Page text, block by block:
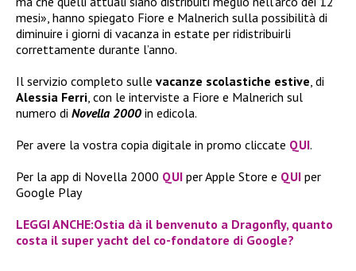
mesi», hanno spiegato Fiore e Malnerich sulla possibilità di
diminuire i giorni di vacanza in estate per ridistribuirli
correttamente durante l’anno.
Il servizio completo sulle vacanze scolastiche estive , di
Alessia Ferri , con le interviste a Fiore e Malnerich sul
numero di Novella 2000 in edicola.
Per avere la vostra copia digitale in promo cliccate QUI.
Per la app di Novella 2000 QUI per Apple Store e QUI per
Google Play
LEGGI ANCHE:Ostia dà il benvenuto a Dragonfly, quanto
costa il super yacht del co-fondatore di Google?